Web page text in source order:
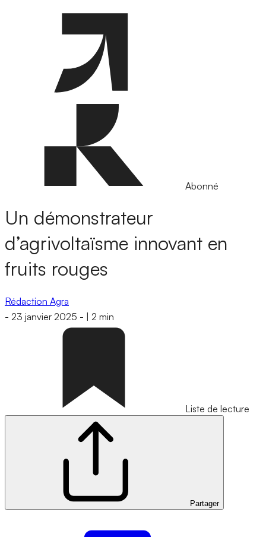
Abonné
Un démonstrateur
d’agrivoltaïsme innovant en
fruits rouges
Rédaction Agra
- 23 janvier 2025 - 2 min
Liste de lecture
Partager